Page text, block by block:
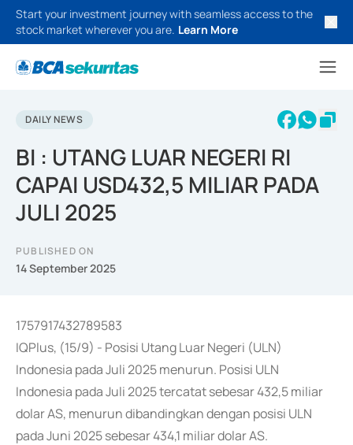
Start your investment journey with seamless access to the
stock market wherever you are. Learn More
DAILY NEWS
BI : UTANG LUAR NEGERI RI
CAPAI USD432,5 MILIAR PADA
JULI 2025
PUBLISHED ON
14 September 2025
1757917432789583
IQPlus, (15/9) - Posisi Utang Luar Negeri (ULN)
Indonesia pada Juli 2025 menurun. Posisi ULN
Indonesia pada Juli 2025 tercatat sebesar 432,5 miliar
dolar AS, menurun dibandingkan dengan posisi ULN
pada Juni 2025 sebesar 434,1 miliar dolar AS.